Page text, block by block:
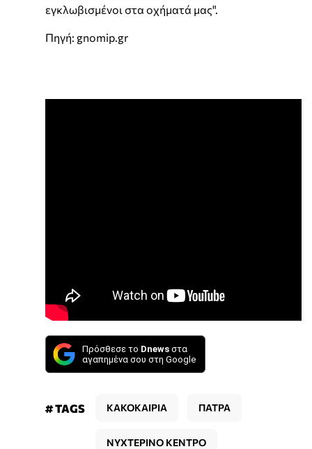
εγκλωβισμένοι στα οχήματά μας".
Πηγή: gnomip.gr
Πρόσθεσε το Dnews στα
αγαπημένα σου στη Google
# TAGS ΚΑΚΟΚΑΙΡΙΑ ΠΑΤΡΑ
ΝΥΧΤΕΡΙΝΟ ΚΕΝΤΡΟ